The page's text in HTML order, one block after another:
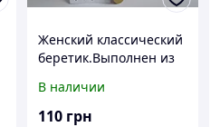
Женский классический
беретик.Выполнен из
нитки,которая не дает
раздражение.
В наличии
110 грн